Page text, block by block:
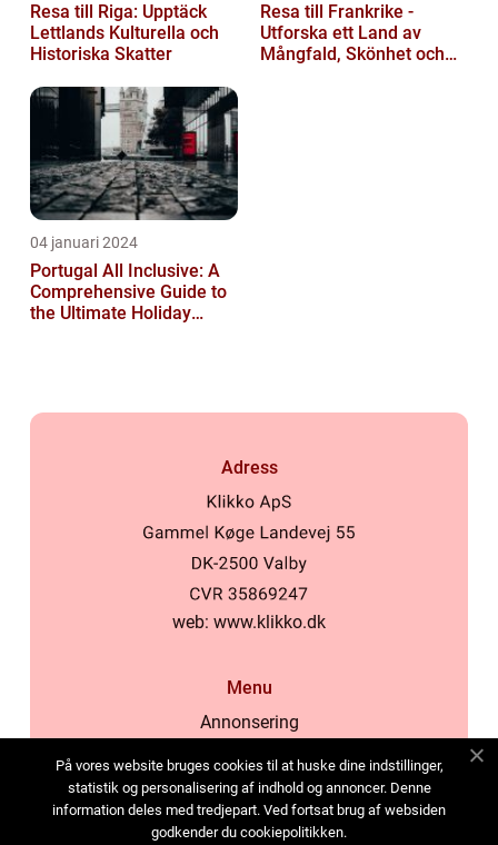
Resa till Riga: Upptäck
Lettlands Kulturella och
Historiska Skatter
Resa till Frankrike -
Utforska ett Land av
Mångfald, Skönhet och
04 januari 2024
Portugal All Inclusive: A
Comprehensive Guide to
the Ultimate Holiday
Adress
web: www.klikko.dk
Menu
Annonsering
Cookies
Kontakta oss
På vores website bruges cookies til at huske dine indstillinger,
statistik og personalisering af indhold og annoncer. Denne
information deles med tredjepart. Ved fortsat brug af websiden
godkender du cookiepolitikken.